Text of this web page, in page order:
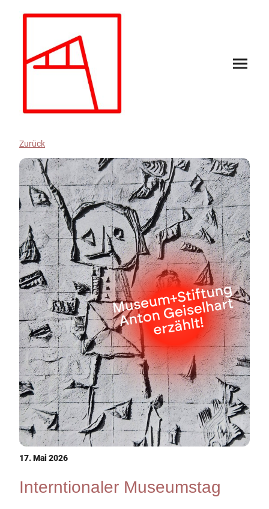
Zurück
17. Mai 2026
Interntionaler Museumstag